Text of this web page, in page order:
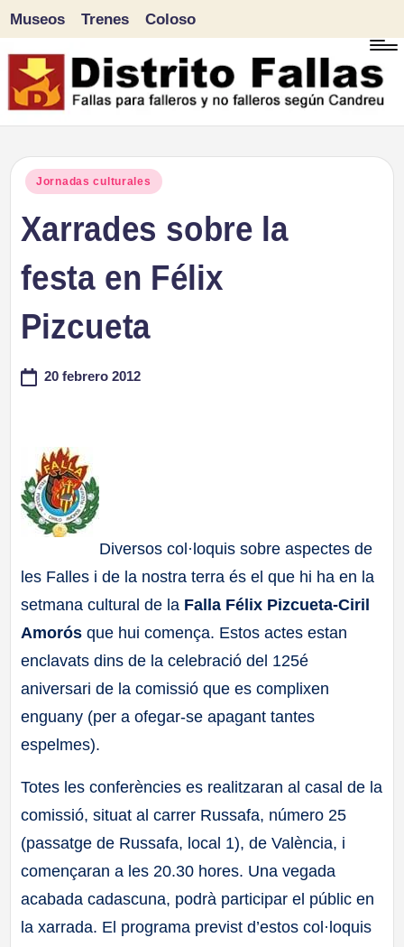
Saltar
al
Museos Trenes Coloso
Publicado
Jornadas culturales
Xarrades sobre la
festa en Félix
Pizcueta
20 febrero 2012
Diversos col·loquis sobre aspectes de
les Falles i de la nostra terra és el que hi ha en la
setmana cultural de la Falla Félix Pizcueta-Ciril
Amorós que hui comença. Estos actes estan
enclavats dins de la celebració del 125é
aniversari de la comissió que es complixen
enguany (per a ofegar-se apagant tantes
espelmes).
Totes les conferències es realitzaran al casal de la
comissió, situat al carrer Russafa, número 25
(passatge de Russafa, local 1), de València, i
començaran a les 20.30 hores. Una vegada
acabada cadascuna, podrà participar el públic en
la xarrada. El programa previst d’estos col·loquis